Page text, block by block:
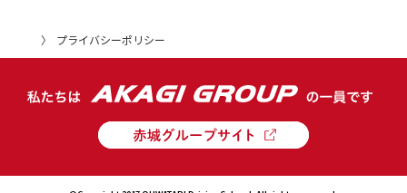
プライバシーポリシー